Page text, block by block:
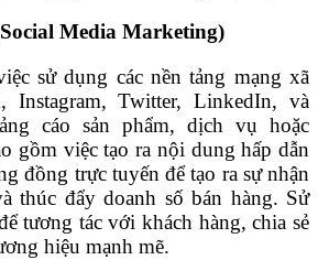
Media Marketing)
sử dụng các nền tảng mạng xã
Instagram, Twitter, LinkedIn, và
cáo sản phẩm, dịch vụ hoặc
gồm việc tạo ra nội dung hấp dẫn
đồng trực tuyến để tạo ra sự nhận
thúc đẩy doanh số bán hàng. Sử
tương tác với khách hàng, chia sẻ
hiệu mạnh mẽ.